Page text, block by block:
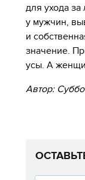
для ухода за
у мужчин,
и
значение.
усы. А
Автор: